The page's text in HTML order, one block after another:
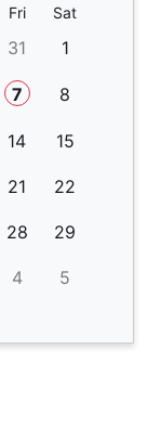
Fri Sat
31 1
7 8
14 15
21 22
28 29
4 5